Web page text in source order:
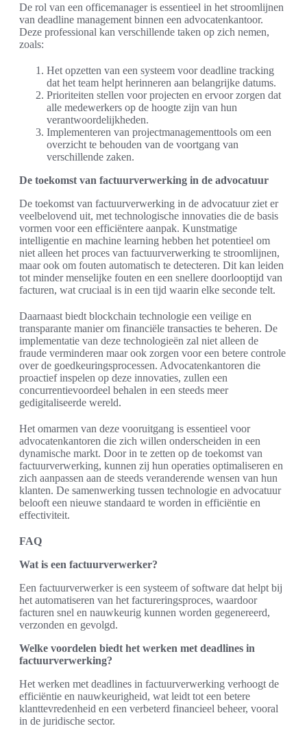
De rol van een officemanager is essentieel in het stroomlijnen
van deadline management binnen een advocatenkantoor.
Deze professional kan verschillende taken op zich nemen,
zoals:
Het opzetten van een systeem voor deadline tracking
dat het team helpt herinneren aan belangrijke datums.
Prioriteiten stellen voor projecten en ervoor zorgen dat
alle medewerkers op de hoogte zijn van hun
verantwoordelijkheden.
Implementeren van projectmanagementtools om een
overzicht te behouden van de voortgang van
verschillende zaken.
De toekomst van factuurverwerking in de advocatuur
De toekomst van factuurverwerking in de advocatuur ziet er
veelbelovend uit, met technologische innovaties die de basis
vormen voor een efficiëntere aanpak. Kunstmatige
intelligentie en machine learning hebben het potentieel om
niet alleen het proces van factuurverwerking te stroomlijnen,
maar ook om fouten automatisch te detecteren. Dit kan leiden
tot minder menselijke fouten en een snellere doorlooptijd van
facturen, wat cruciaal is in een tijd waarin elke seconde telt.
Daarnaast biedt blockchain technologie een veilige en
transparante manier om financiële transacties te beheren. De
implementatie van deze technologieën zal niet alleen de
fraude verminderen maar ook zorgen voor een betere controle
over de goedkeuringsprocessen. Advocatenkantoren die
proactief inspelen op deze innovaties, zullen een
concurrentievoordeel behalen in een steeds meer
gedigitaliseerde wereld.
Het omarmen van deze vooruitgang is essentieel voor
advocatenkantoren die zich willen onderscheiden in een
dynamische markt. Door in te zetten op de toekomst van
factuurverwerking, kunnen zij hun operaties optimaliseren en
zich aanpassen aan de steeds veranderende wensen van hun
klanten. De samenwerking tussen technologie en advocatuur
belooft een nieuwe standaard te worden in efficiëntie en
effectiviteit.
FAQ
Wat is een factuurverwerker?
Een factuurverwerker is een systeem of software dat helpt bij
het automatiseren van het factureringsproces, waardoor
facturen snel en nauwkeurig kunnen worden gegenereerd,
verzonden en gevolgd.
Welke voordelen biedt het werken met deadlines in
factuurverwerking?
Het werken met deadlines in factuurverwerking verhoogt de
efficiëntie en nauwkeurigheid, wat leidt tot een betere
klanttevredenheid en een verbeterd financieel beheer, vooral
in de juridische sector.